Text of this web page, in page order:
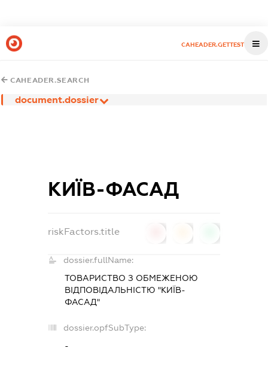
CAHEADER.GETTEST
CAHEADER.SEARCH
document.dossier
КИЇВ-ФАСАД
riskFactors.title
dossier.fullName:
ТОВАРИСТВО З ОБМЕЖЕНОЮ
ВІДПОВІДАЛЬНІСТЮ "КИЇВ-
ФАСАД"
dossier.opfSubType:
-